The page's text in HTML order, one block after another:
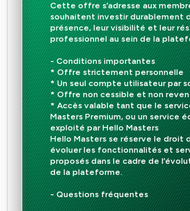
Cette offre s’adresse aux
souhaitent investir durablement
présence, leur visibilité et leur
professionnel au sein de la
- Conditions importantes
* Offre strictement personnelle
* Un seul compte utilisateur par
* Offre non cessible et non
* Accès valable tant que le
Masters Premium, ou un service
exploité par Hello Masters
Hello Masters se réserve le droit
évoluer les fonctionnalités et
proposés dans le cadre de
de la plateforme.
- Questions fréquentes